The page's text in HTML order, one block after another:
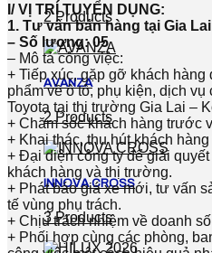
2 Products
AVANZA
2 Products
INNOVA CROSS
3 Products
I/ VỊ TRÍ TUYỂN DỤNG:
1. Tư vấn bán hàng tại Gia
– Số lượng: 05
– Mô tả công việc:
+ Tiếp xúc, gặp gỡ khách
phẩm về ô tô, phụ kiện, dịch
Toyota tại thị trường Gia Lai –
+ Chăm sóc khách hàng trước
+ Khai thác, thu hút khách
+ Đại diện công ty để giải
khách hàng và thị trường.
+ Phát báo giá xe mới, tư vấn
tế vùng phụ trách.
+ Chịu trách nhiệm về doanh
+ Phối hợp cùng các phòng,